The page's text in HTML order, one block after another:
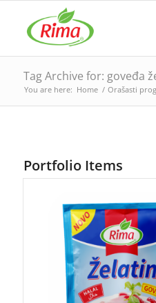
Tag Archive for: goveđa
You are here: Home / Orašasti
Portfolio Items